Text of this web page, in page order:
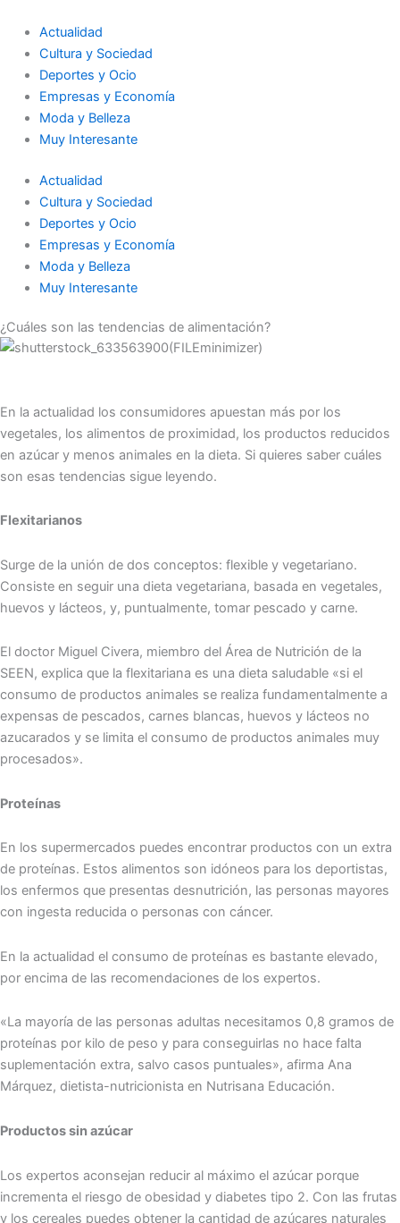
contenido
Actualidad
Cultura y Sociedad
Deportes y Ocio
Empresas y Economía
Moda y Belleza
Muy Interesante
Actualidad
Cultura y Sociedad
Deportes y Ocio
Empresas y Economía
Moda y Belleza
Muy Interesante
¿Cuáles son las tendencias de alimentación?
En la actualidad los consumidores apuestan más por los
vegetales, los alimentos de proximidad, los productos reducidos
en azúcar y menos animales en la dieta. Si quieres saber cuáles
son esas tendencias sigue leyendo.
Flexitarianos
Surge de la unión de dos conceptos: flexible y vegetariano.
Consiste en seguir una dieta vegetariana, basada en vegetales,
huevos y lácteos, y, puntualmente, tomar pescado y carne.
El doctor Miguel Civera, miembro del Área de Nutrición de la
SEEN, explica que la flexitariana es una dieta saludable «si el
consumo de productos animales se realiza fundamentalmente a
expensas de pescados, carnes blancas, huevos y lácteos no
azucarados y se limita el consumo de productos animales muy
procesados».
Proteínas
En los supermercados puedes encontrar productos con un extra
de proteínas. Estos alimentos son idóneos para los deportistas,
los enfermos que presentas desnutrición, las personas mayores
con ingesta reducida o personas con cáncer.
En la actualidad el consumo de proteínas es bastante elevado,
por encima de las recomendaciones de los expertos.
«La mayoría de las personas adultas necesitamos 0,8 gramos de
proteínas por kilo de peso y para conseguirlas no hace falta
suplementación extra, salvo casos puntuales», afirma Ana
Márquez, dietista-nutricionista en Nutrisana Educación.
Productos sin azúcar
Los expertos aconsejan reducir al máximo el azúcar porque
incrementa el riesgo de obesidad y diabetes tipo 2. Con las frutas
y los cereales puedes obtener la cantidad de azúcares naturales